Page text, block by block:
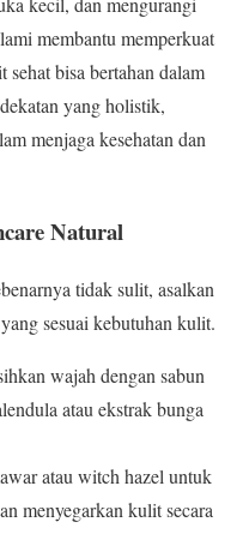
membantu memperkuat
bisa bertahan dalam
yang holistik,
menjaga kesehatan dan
Natural
tidak sulit, asalkan
sesuai kebutuhan kulit.
wajah dengan sabun
atau ekstrak bunga
atau witch hazel untuk
menyegarkan kulit secara